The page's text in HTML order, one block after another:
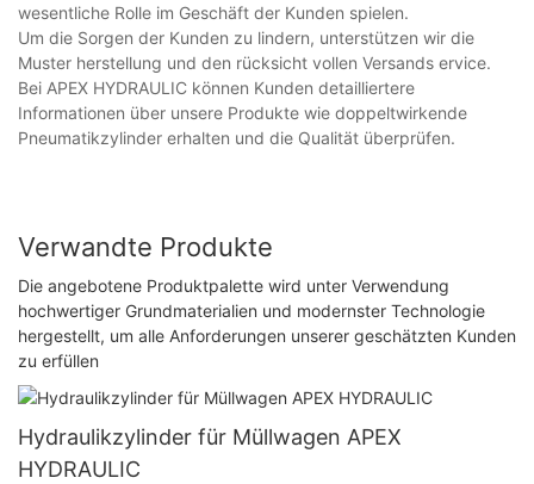
wesentliche Rolle im Geschäft der Kunden spielen.
Um die Sorgen der Kunden zu lindern, unterstützen wir die
Muster herstellung und den rücksicht vollen Versands ervice.
Bei APEX HYDRAULIC können Kunden detailliertere
Informationen über unsere Produkte wie doppeltwirkende
Pneumatikzylinder erhalten und die Qualität überprüfen.
Verwandte Produkte
Die angebotene Produktpalette wird unter Verwendung
hochwertiger Grundmaterialien und modernster Technologie
hergestellt, um alle Anforderungen unserer geschätzten Kunden
zu erfüllen
Hydraulikzylinder für Müllwagen APEX
HYDRAULIC